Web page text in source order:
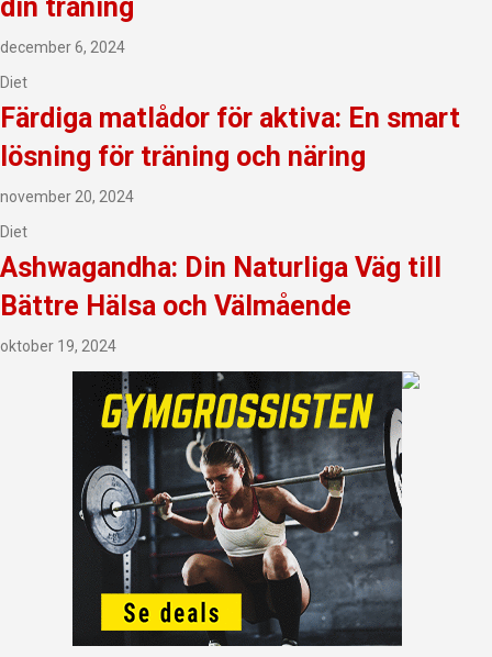
din träning
december 6, 2024
Diet
Färdiga matlådor för aktiva: En smart
lösning för träning och näring
november 20, 2024
Diet
Ashwagandha: Din Naturliga Väg till
Bättre Hälsa och Välmående
oktober 19, 2024